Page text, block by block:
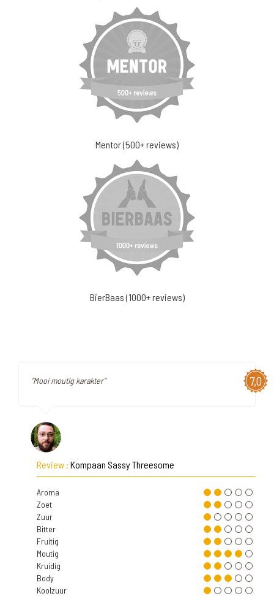
Mentor (500+ reviews)
BierBaas (1000+ reviews)
7,0
"Mooi moutig karakter"
Review : Kompaan Sassy Threesome
Aroma
Zoet
Zuur
Bitter
Fruitig
Moutig
Kruidig
Body
Koolzuur